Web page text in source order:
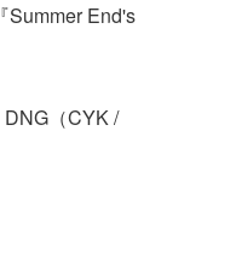
Summer End's
（CYK /